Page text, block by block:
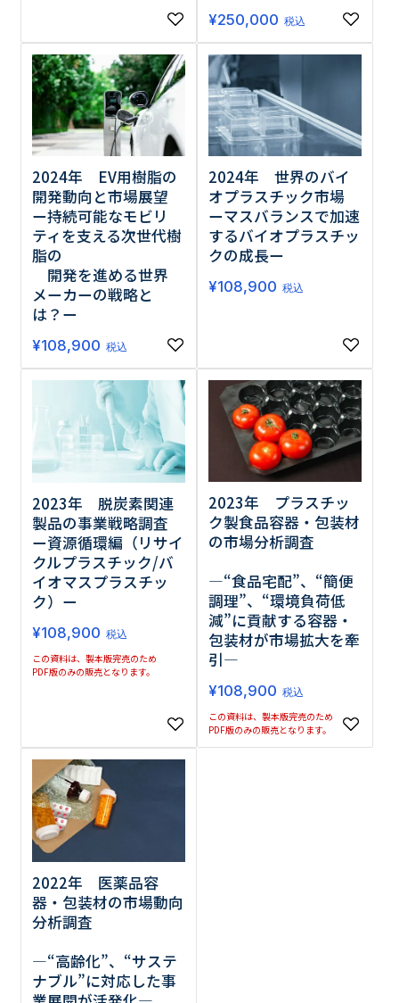
¥250,000 税込
2024年 EV用樹脂の
開発動向と市場展望
ー持続可能なモビリ
ティを支える次世代樹
脂の
開発を進める世界
メーカーの戦略と
は？ー
¥108,900 税込
2024年 世界のバイ
オプラスチック市場
ーマスバランスで加速
するバイオプラスチッ
クの成長ー
¥108,900 税込
2023年 脱炭素関連
製品の事業戦略調査
ー資源循環編（リサイ
クルプラスチック/バ
イオマスプラスチッ
ク）ー
¥108,900 税込
この資料は、製本版完売のため
PDF版のみの販売となります。
2023年 プラスチッ
ク製食品容器・包装材
の市場分析調査
―“食品宅配”、“簡便
調理”、“環境負荷低
減”に貢献する容器・
包装材が市場拡大を牽
引―
¥108,900 税込
この資料は、製本版完売のため
PDF版のみの販売となります。
2022年 医薬品容
器・包装材の市場動向
分析調査
―“高齢化”、“サステ
ナブル”に対応した事